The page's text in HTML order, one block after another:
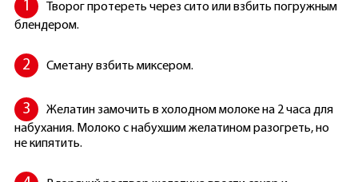
Творог протереть через сито или взбить погружным
блендером.
Сметану взбить миксером.
Желатин замочить в холодном молоке на 2 часа для
набухания. Молоко с набухшим желатином разогреть, но
не кипятить.